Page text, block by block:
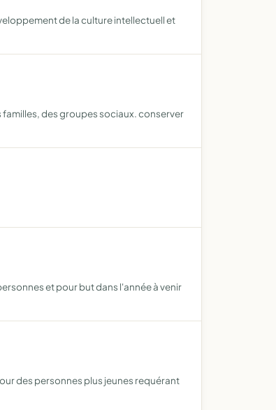
de la culture intellectuell et
des groupes sociaux. conserver
et pour but dans l'année à venir
des personnes plus jeunes requérant